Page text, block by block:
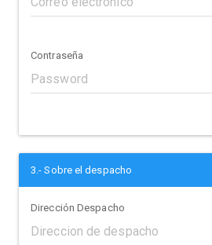
Contraseña
3.- Sobre el despacho
Dirección Despacho